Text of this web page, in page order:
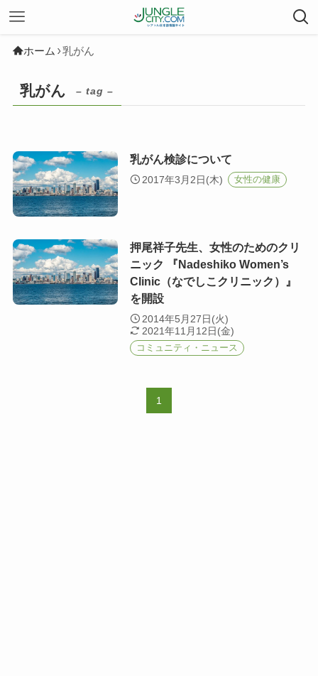
ホーム 乳がん
乳がん – tag –
乳がん検診について
2017年3月2日(木) 女性の健康
押尾祥子先生、女性のためのクリ
ニック 『Nadeshiko Women’s
Clinic（なでしこクリニック）』
を開設
2014年5月27日(火)
2021年11月12日(金)
コミュニティ・ニュース
1